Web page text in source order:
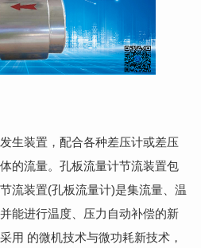
生装置，配合各种差压计或差压
的流量。孔板流量计节流装置包
流装置(孔板流量计)是集流量、温
能进行温度、压力自动补偿的新
用 的微机技术与微功耗新技术，